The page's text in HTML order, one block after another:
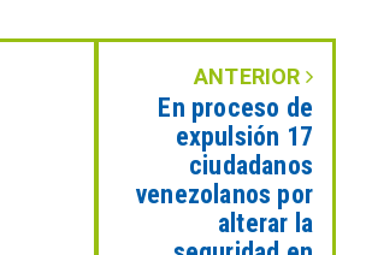
ANTERIOR
En proceso de
expulsión 17
ciudadanos
venezolanos por
alterar la